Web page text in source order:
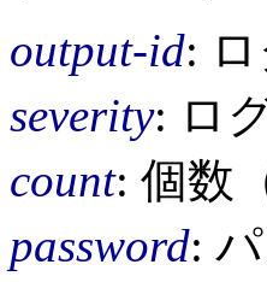
output-id:
severity: ロ
count: 個数
password: